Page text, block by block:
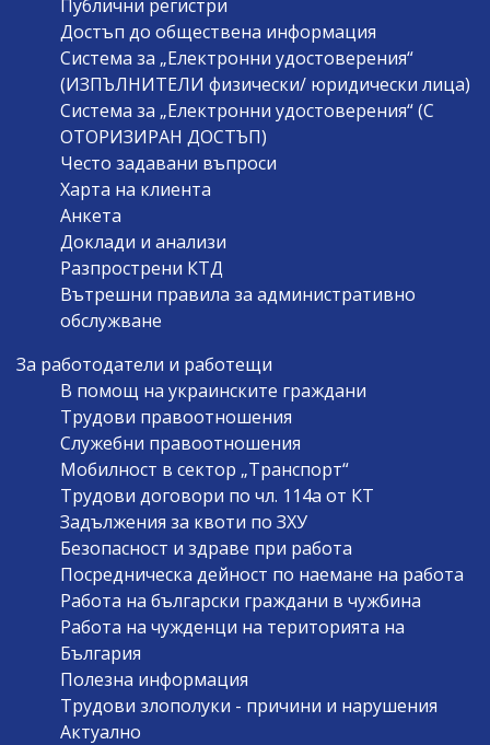
Публични регистри
Достъп до обществена информация
Система за „Електронни удостоверения“
(ИЗПЪЛНИТЕЛИ физически/ юридически лица)
Система за „Електронни удостоверения“ (С
ОТОРИЗИРАН ДОСТЪП)
Често задавани въпроси
Харта на клиента
Анкета
Доклади и анализи
Разпрострени КТД
Вътрешни правила за административно
обслужване
За работодатели и работещи
В помощ на украинските граждани
Трудови правоотношения
Служебни правоотношения
Мобилност в сектор „Транспорт“
Трудови договори по чл. 114а от КТ
Задължения за квоти по ЗХУ
Безопасност и здраве при работа
Посредническа дейност по наемане на работа
Работа на български граждани в чужбина
Работа на чужденци на територията на
България
Полезна информация
Трудови злополуки - причини и нарушения
Актуално